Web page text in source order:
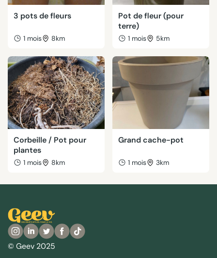
3 pots de fleurs
1 mois 8km
Pot de fleur (pour
terre)
1 mois 5km
Corbeille / Pot pour
plantes
1 mois 8km
Grand cache-pot
1 mois 3km
© Geev 2025